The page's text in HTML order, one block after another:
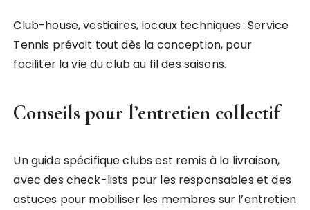
Club-house, vestiaires, locaux techniques : Service
Tennis prévoit tout dès la conception, pour
faciliter la vie du club au fil des saisons.
Conseils pour l’entretien collectif
Un guide spécifique clubs est remis à la livraison,
avec des check-lists pour les responsables et des
astuces pour mobiliser les membres sur l’entretien